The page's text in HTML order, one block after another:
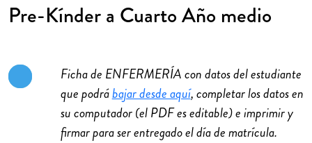
Pre-Kínder a Cuarto Año medio
Ficha de ENFERMERÍA con datos del estudiante
que podrábajar desde aquí, completar los datos en
su computador (el PDF es editable) e imprimir y
firmar para ser entregado el día de matrícula.